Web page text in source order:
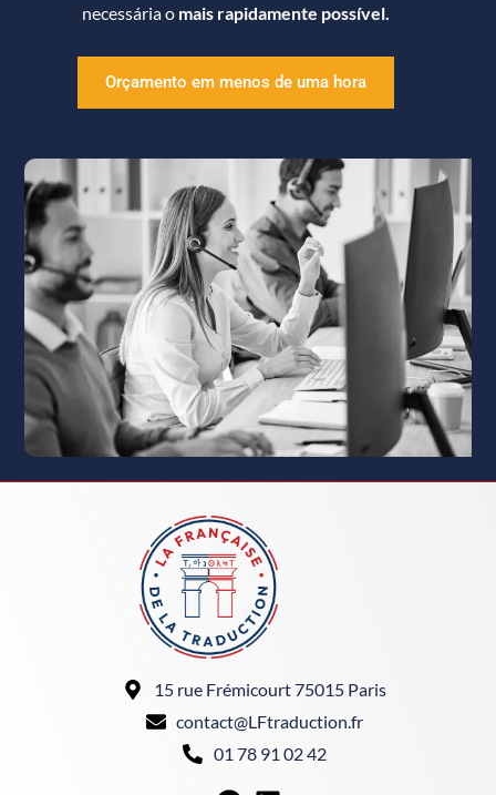
necessária o mais rapidamente possível.
Orçamento em menos de uma hora
15 rue Frémicourt 75015 Paris
contact@LFtraduction.fr
01 78 91 02 42